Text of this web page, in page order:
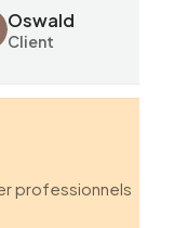
Oswald
Client
professionnels